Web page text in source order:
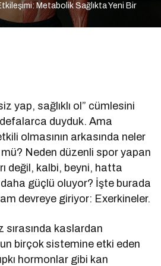
Metabolik Sağlıkta Yeni Bir
yap, sağlıklı ol” cümlesini
duyduk. Ama
olmasının arkasında neler
Neden düzenli spor yapan
değil, kalbi, beyni, hatta
daha güçlü oluyor? İşte burada
devreye giriyor: Exerkineler.
sırasında kaslardan
birçok sistemine etki eden
hormonlar gibi kan